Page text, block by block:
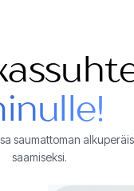
saumattoman
saamiseksi.